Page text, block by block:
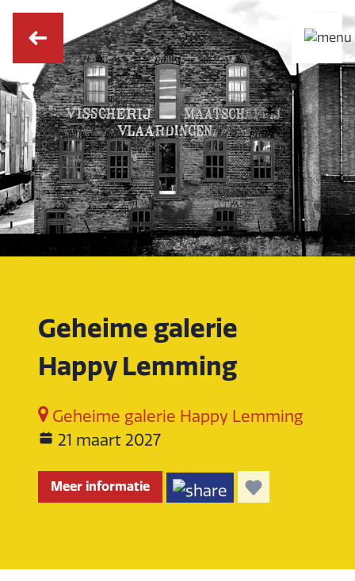
Geheime galerie
Happy Lemming
Geheime galerie Happy Lemming
21 maart 2027
Meer informatie